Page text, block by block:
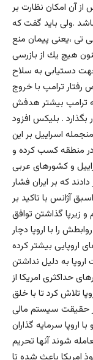
آن امكان نظارت بر
.ولى بايد گفت كه
تى ،يعنى پيمان منع
هيچ يك از بازرسى
جهت دستيابى به سلاح
ترامپ با خروج
ترامپ بيشتر هدفش
بگذارد . بلیکس افزود
اسراييل بر اين
در منطقه كسب كرده و
و كشورهاى عربى
دادند كه بر ايران فشار
آژانس با تاكيد بر
زيرپا گذاشتن توافق
را با اروپا دچار
اروپايى بيشتر کرده
به دليل نداشتن
حداكثرى امريكا از
تلاش كرد تا با خلق
در حقيقت سيستم مالى
اروپا سرمايه گذاران
شوند آنها تحريم